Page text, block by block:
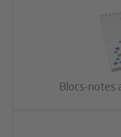
Blocs-notes